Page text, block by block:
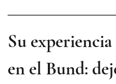
Su
en el Bund: